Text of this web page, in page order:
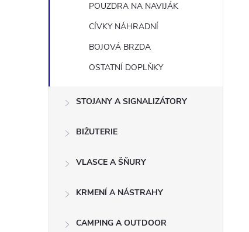
n
POUZDRA NA NAVIJÁK
CÍVKY NÁHRADNÍ
BOJOVÁ BRZDA
OSTATNÍ DOPLŇKY
STOJANY A SIGNALIZÁTORY
BIŽUTERIE
VLASCE A ŠŇURY
KRMENÍ A NÁSTRAHY
CAMPING A OUTDOOR